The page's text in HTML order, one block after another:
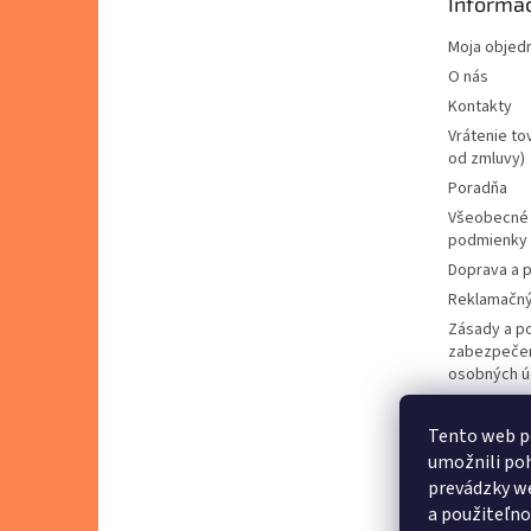
Tento web
umožnili
prevádzky
a
Moja
O nás
Kontakty
Vrátenie
od zmluvy)
Poradňa
podmienky
Doprava a
Zásady a
osobných
cookies
Predávané
Napíšte